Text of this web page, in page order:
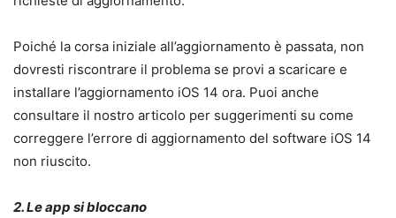
Poiché la corsa iniziale all’aggiornamento è passata, non
dovresti riscontrare il problema se provi a scaricare e
installare l’aggiornamento iOS 14 ora. Puoi anche
consultare il nostro articolo per suggerimenti su come
correggere l’errore di aggiornamento del software iOS 14
non riuscito.
2. Le app si bloccano